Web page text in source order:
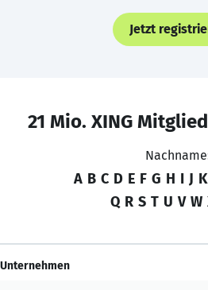
Jetzt
21 Mio. XING
A B C D E F G H I J K
Q R S T U V W
Unternehmen